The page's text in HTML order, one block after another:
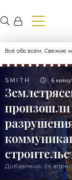
Всё обо всём. Свежие
SMITH 6
Добавлено: 24